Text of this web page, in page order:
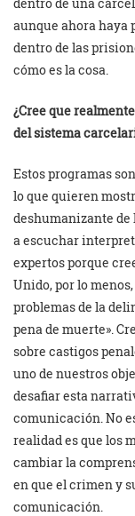
aunque ahora haya
dentro de las
cómo es la cosa.
¿Cree que
del sistema
Estos programas
lo que quieren
deshumanizante de
a escuchar
expertos porque
Unido, por lo
problemas de la
pena de muerte».
sobre castigos
uno de nuestros
desafiar esta
comunicación. No
realidad es que los
cambiar la
en que el crimen y
comunicación.